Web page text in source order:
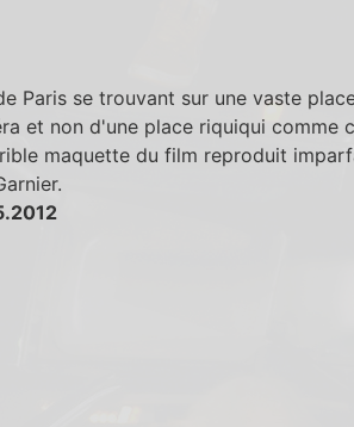
Paris se trouvant sur une vaste
et non d'une place riquiqui comme
maquette du film reproduit